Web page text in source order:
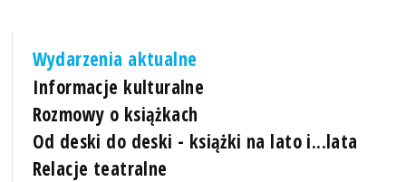
Wydarzenia aktualne
Informacje kulturalne
Rozmowy o książkach
Od deski do deski - książki na lato i...lata
Relacje teatralne